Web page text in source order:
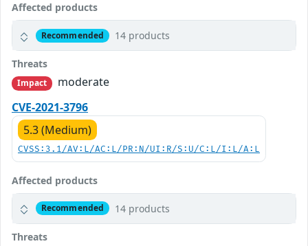
Affected products
Recommended 14 products
Threats
Impact
moderate
CVE-2021-3796
5.3 (Medium)
CVSS:3.1/AV:L/AC:L/PR:N/UI:R/S:U/C:L/I:L/A:L
Affected products
Recommended 14 products
Threats